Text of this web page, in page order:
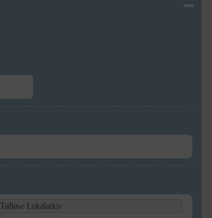
Lokalarkiv